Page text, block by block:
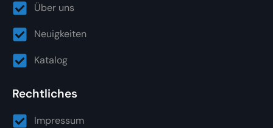
Über uns
Neuigkeiten
Katalog
Rechtliches
Impressum